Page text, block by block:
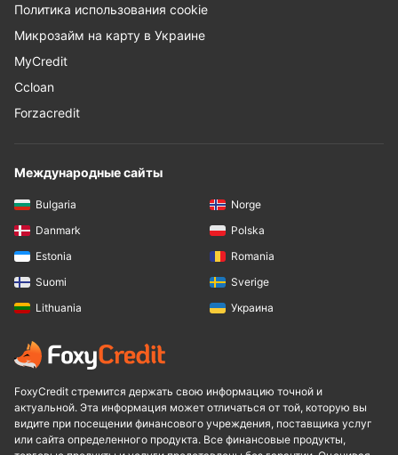
Политика использования cookie
Микрозайм на карту в Украине
MyCredit
Ccloan
Forzacredit
Международные сайты
Bulgaria
Danmark
Estonia
Suomi
Lithuania
Norge
Polska
Romania
Sverige
Украина
FoxyCredit стремится держать свою информацию точной и
актуальной. Эта информация может отличаться от той, которую вы
видите при посещении финансового учреждения, поставщика услуг
или сайта определенного продукта. Все финансовые продукты,